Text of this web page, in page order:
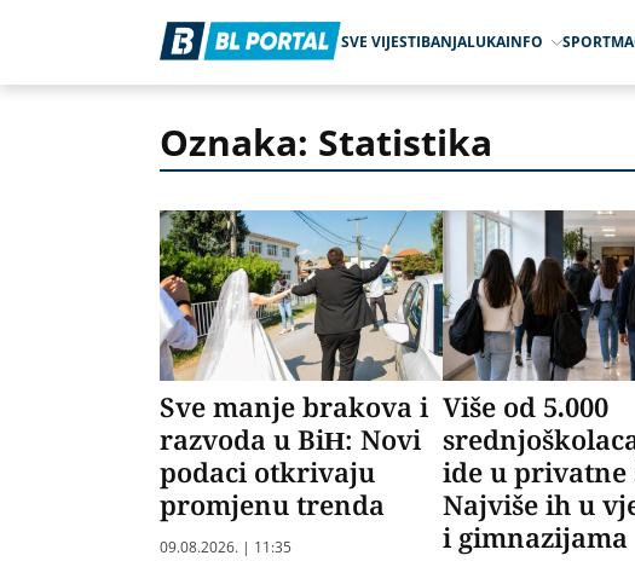
SVE VIJESTIBANJALUKAINFO SPORT
Oznaka: Statistika
Sve manje brakova i
razvoda u BiH: Novi
podaci otkrivaju
promjenu trenda
09.08.2026. | 11:35
Više od 5.000
ide u privatne
Najviše ih u
i gimnazijama